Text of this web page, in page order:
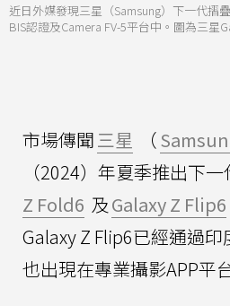
近日外媒發現三星（Samsung）下一代摺
BIS認證及Camera FV-5平台中。圖為三星
市場傳聞三星 （
（2024）年夏季推出下一
Z Fold6 及Galaxy Z Flip6
Galaxy Z Flip6已經通過
也出現在專業攝影APP平